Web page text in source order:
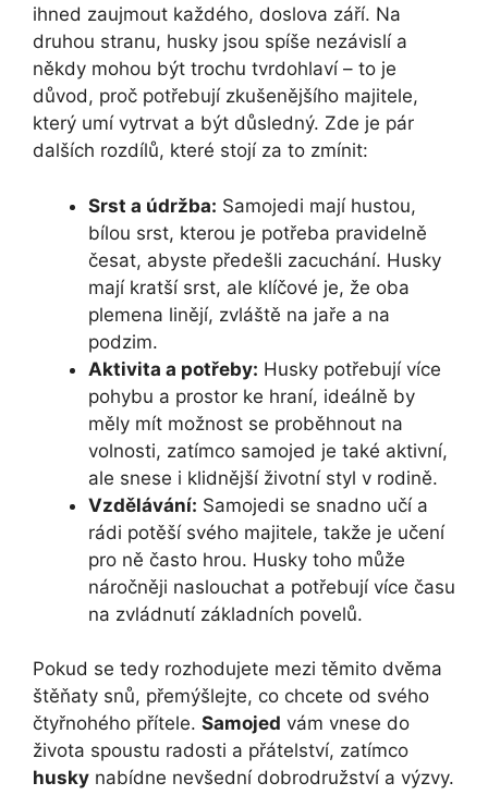
ihned zaujmout každého, doslova září. Na
druhou stranu, husky jsou spíše nezávislí a
někdy mohou být trochu tvrdohlaví – to je
důvod, proč potřebují zkušenějšího majitele,
který umí vytrvat a být důsledný. Zde je pár
dalších rozdílů, které stojí za to zmínit:
Srst a údržba: Samojedi mají hustou,
bílou srst, kterou je potřeba pravidelně
česat, abyste předešli zacuchání. Husky
mají kratší srst, ale klíčové je, že oba
plemena linějí, zvláště na jaře a na
podzim.
Aktivita a potřeby: Husky potřebují více
pohybu a prostor ke hraní, ideálně by
měly mít možnost se proběhnout na
volnosti, zatímco samojed je také aktivní,
ale snese i klidnější životní styl v rodině.
Vzdělávání: Samojedi se snadno učí a
rádi potěší svého majitele, takže je učení
pro ně často hrou. Husky toho může
náročněji naslouchat a potřebují více času
na zvládnutí základních povelů.
Pokud se tedy rozhodujete mezi těmito dvěma
štěňaty snů, přemýšlejte, co chcete od svého
čtyřnohého přítele. Samojed vám vnese do
života spoustu radosti a přátelství, zatímco
husky nabídne nevšední dobrodružství a výzvy.